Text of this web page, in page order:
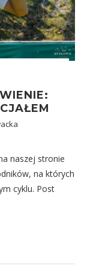
naszej stronie
na których
cyklu. Post